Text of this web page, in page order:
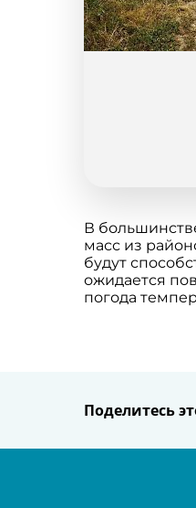
В
масс из
будут
ожидается
погода
Поделитесь